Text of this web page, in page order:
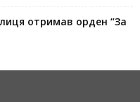
отримав орден “За